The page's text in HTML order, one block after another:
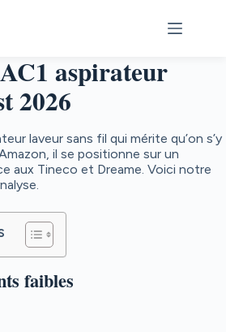
aspirateur
2026
laveur sans fil qui mérite qu’on s’y
il se positionne sur un
aux Tineco et Dreame. Voici notre
faibles